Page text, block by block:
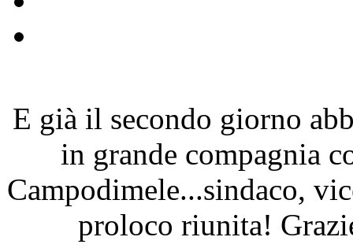
E già il secondo giorno
in grande compagnia
Campodimele...sindaco,
proloco riunita!